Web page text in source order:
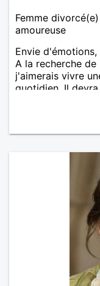
Femme
amoureuse
Envie
A la recherche
j'aimerais vivre
quotidien. Il
ambitieux,
sens de
mettre en valeur,
Merci de m'avoir